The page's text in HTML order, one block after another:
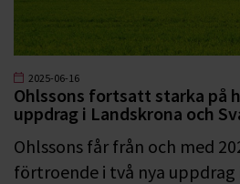
2025-06-16
Ohlssons fortsatt starka på
uppdrag i Landskrona och
Ohlssons får från och med
förtroende i två nya uppdrag